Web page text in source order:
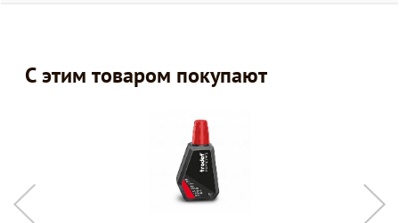
С этим товаром покупают